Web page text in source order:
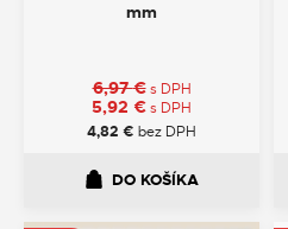
mm
6,97€ s DPH
5,92 €s DPH
4,82 € bez DPH
DO KOŠÍKA